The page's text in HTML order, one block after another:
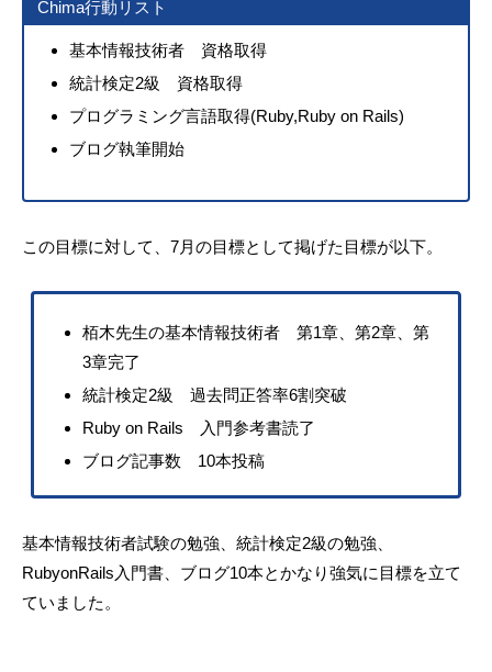
Chima行動リスト
基本情報技術者 資格取得
統計検定2級 資格取得
プログラミング言語取得(Ruby,Ruby on Rails)
ブログ執筆開始
この目標に対して、7月の目標として掲げた目標が以下。
栢木先生の基本情報技術者 第1章、第2章、第
3章完了
統計検定2級 過去問正答率6割突破
Ruby on Rails 入門参考書読了
ブログ記事数 10本投稿
基本情報技術者試験の勉強、統計検定2級の勉強、
RubyonRails入門書、ブログ10本とかなり強気に目標を立て
ていました。